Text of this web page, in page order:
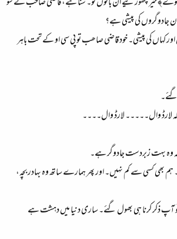
جادوگروں کی پیشی ہے؟
کہاں کی پیشی۔ خود قاضی صاھب تو پی سی او کے تحت باہر
لارڈ وال۔۔۔۔۔ لارڈ وال۔۔۔۔
وہ بہت زبردست جادوگر ہے۔
کسی سے کم نہیں۔ اور پھر ہمارے ساتھ وہ بہادر بچہ،
آپ ذکر کرنا ہی بھول گئے۔ ساری دنیا میں دہشت ہے